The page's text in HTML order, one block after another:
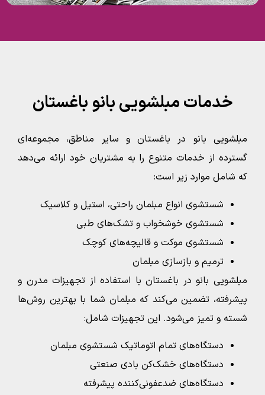
خدمات مبلشویی بانو باغستان
مبلشویی بانو در باغستان و سایر مناطق، مجموعه‌ای
گسترده از خدمات متنوع را به مشتریان خود ارائه می‌دهد
که شامل موارد زیر است:
شستشوی انواع مبلمان راحتی، استیل و کلاسیک
شستشوی خوشخواب و تشک‌های طبی
شستشوی موکت و قالیچه‌های کوچک
ترمیم و بازسازی مبلمان
مبلشویی بانو در باغستان با استفاده از تجهیزات مدرن و
پیشرفته، تضمین می‌کند که مبلمان شما با بهترین روش‌ها
شسته و تمیز می‌شود. این تجهیزات شامل:
دستگاه‌های تمام اتوماتیک شستشوی مبلمان
دستگاه‌های خشک‌کن بادی صنعتی
دستگاه‌های ضدعفونی‌کننده پیشرفته